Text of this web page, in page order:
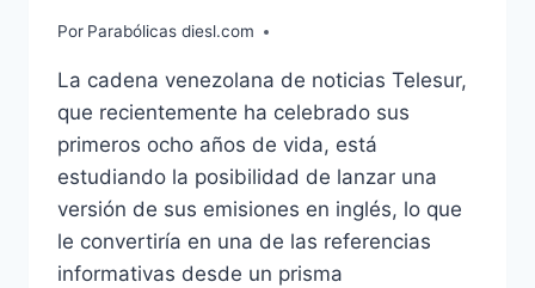
Por Parabólicas diesl.com
La cadena venezolana de noticias Telesur,
que recientemente ha celebrado sus
primeros ocho años de vida, está
estudiando la posibilidad de lanzar una
versión de sus emisiones en inglés, lo que
le convertiría en una de las referencias
informativas desde un prisma